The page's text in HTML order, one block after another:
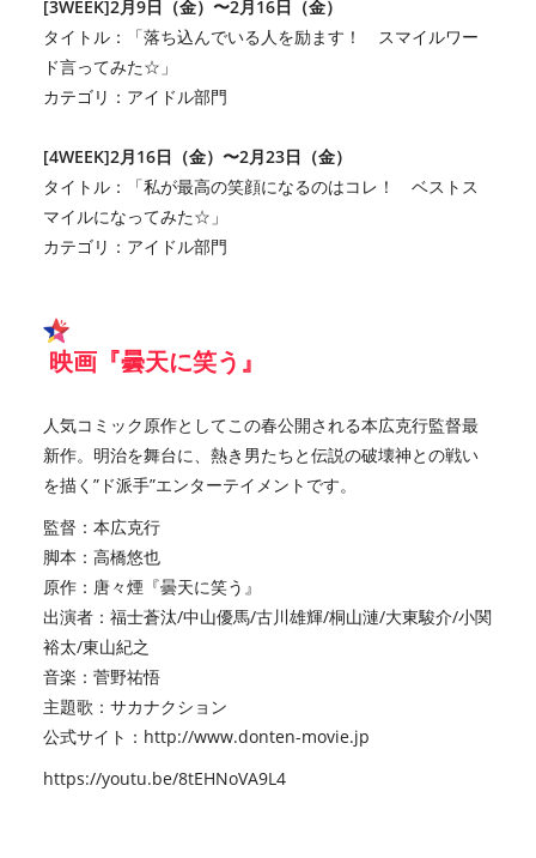
[3WEEK]2月9日（金）〜2月16日（金）
タイトル：「落ち込んでいる人を励ます！ スマイルワー
ド言ってみた☆」
カテゴリ：アイドル部門
[4WEEK]2月16日（金）〜2月23日（金）
タイトル：「私が最高の笑顔になるのはコレ！ ベストス
マイルになってみた☆」
カテゴリ：アイドル部門
映画『曇天に笑う』
人気コミック原作としてこの春公開される本広克行監督最
新作。明治を舞台に、熱き男たちと伝説の破壊神との戦い
を描く”ド派手”エンターテイメントです。
監督：本広克行
脚本：高橋悠也
原作：唐々煙『曇天に笑う』
出演者：福士蒼汰/中山優馬/古川雄輝/桐山漣/大東駿介/小関
裕太/東山紀之
音楽：菅野祐悟
主題歌：サカナクション
公式サイト： http://www.donten-movie.jp
https://youtu.be/8tEHNoVA9L4